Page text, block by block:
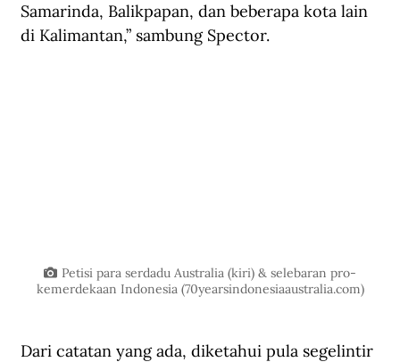
Samarinda, Balikpapan, dan beberapa kota lain
di Kalimantan,” sambung Spector.
Petisi para serdadu Australia (kiri) & selebaran pro-
kemerdekaan Indonesia (70yearsindonesiaaustralia.com)
Dari catatan yang ada, diketahui pula segelintir